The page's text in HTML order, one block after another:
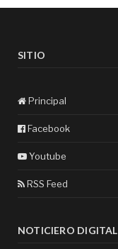
SITIO
Principal
Facebook
Youtube
RSS Feed
NOTICIERO DIGITAL